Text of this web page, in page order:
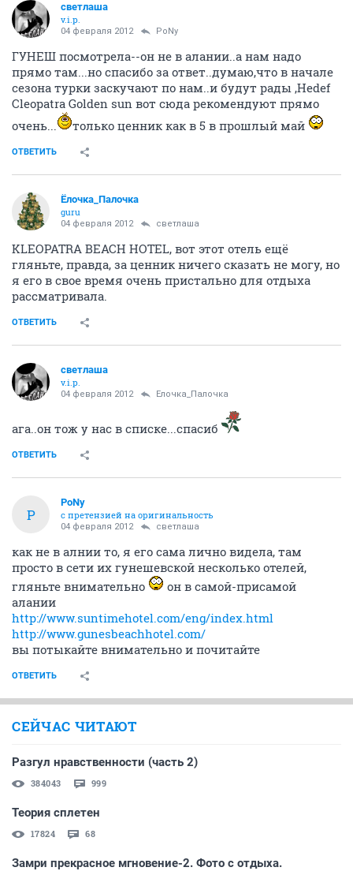
светлаша
v.i.p.
04 февраля 2012 PoNy
ГУНЕШ посмотрела--он не в алании..а нам надо
прямо там...но спасибо за ответ..думаю,что в начале
сезона турки заскучают по нам..и будут рады ,Hedef
Cleopatra Golden sun вот сюда рекомендуют прямо
очень...
только ценник как в 5 в прошлый май
ОТВЕТИТЬ
Ёлочка_Палочка
guru
04 февраля 2012 светлаша
KLEOPATRA BEACH HOTEL, вот этот отель ещё
гляньте, правда, за ценник ничего сказать не могу, но
я его в свое время очень пристально для отдыха
рассматривала.
ОТВЕТИТЬ
светлаша
v.i.p.
04 февраля 2012 Ёлочка_Палочка
ага..он тож у нас в списке...спасиб
ОТВЕТИТЬ
P
PoNy
с претензией на оригинальность
04 февраля 2012 светлаша
как не в алнии то, я его сама лично видела, там
просто в сети их гунешевской несколько отелей,
гляньте внимательно
он в самой-присамой
алании
http://www.suntimehotel.com/eng/index.html
http://www.gunesbeachhotel.com/
вы потыкайте внимательно и почитайте
ОТВЕТИТЬ
СЕЙЧАС ЧИТАЮТ
Разгул нравственности (часть 2)
384043 999
Теория сплетен
17824 68
Замри прекрасное мгновение-2. Фото с отдыха.